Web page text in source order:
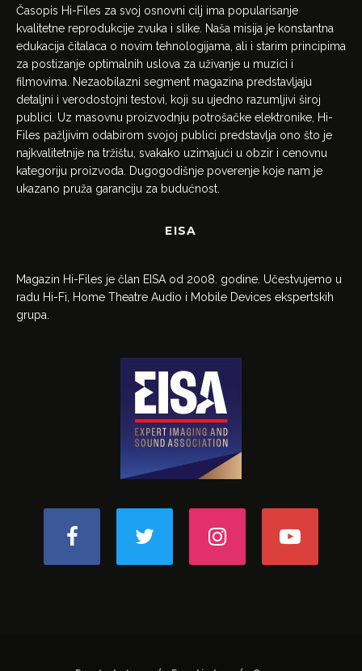
Časopis Hi-Files za svoj osnovni cilj ima popularisanje
kvalitetne reprodukcije zvuka i slike. Naša misija je konstantna
edukacija čitalaca o novim tehnologijama, ali i starim principima
za postizanje optimalnih uslova za uživanje u muzici i
filmovima. Nezaobilazni segment magazina predstavljaju
detaljni i verodostojni testovi, koji su ujedno razumljivi široj
publici. Uz masovnu proizvodnju potrošačke elektronike, Hi-
Files pažljivim odabirom svojoj publici predstavlja ono što je
najkvalitetnije na tržištu, svakako uzimajući u obzir i cenovnu
kategoriju proizvoda. Dugogodišnje poverenje koje nam je
ukazano pruža garanciju za budućnost.
EISA
Magazin Hi-Files je član EISA od 2008. godine. Učestvujemo u
radu Hi-Fi, Home Theatre Audio i Mobile Devices ekspertskih
grupa.